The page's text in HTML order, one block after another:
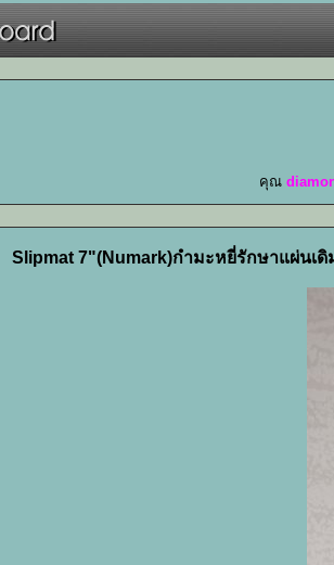
คุณ
Slipmat 7"(Numark)กำมะหยี่รักษาแผ่นเดิ